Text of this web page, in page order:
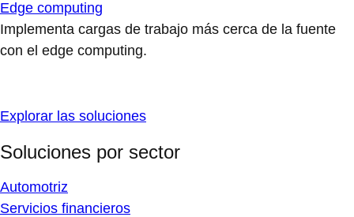
Edge computing
Implementa cargas de trabajo más cerca de la fuente
con el edge computing.
Explorar las soluciones
Soluciones por sector
Automotriz
Servicios financieros